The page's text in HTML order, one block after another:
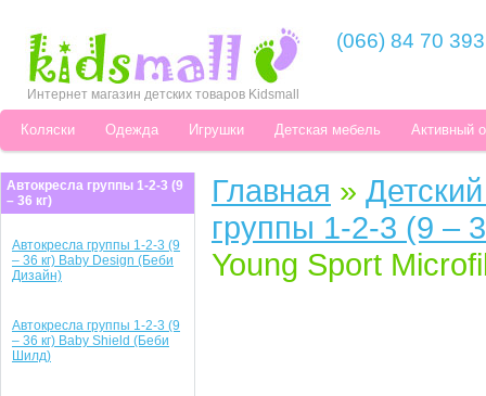
Интернет магазин детских товаров Kidsmall
(066) 84 70 393
Коляски Одежда Игрушки Детская мебель Активный
Автокресла группы 1-2-3 (9
– 36 кг)
Автокресла группы 1-2-3 (9
– 36 кг) Baby Design (Беби
Дизайн)
Автокресла группы 1-2-3 (9
– 36 кг) Baby Shield (Беби
Шилд)
Главная »
группы 1-2-3 (9 –
Young Sport